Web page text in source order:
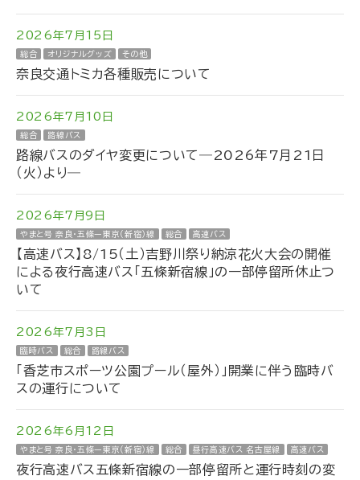
2026年7月15日
総合 オリジナルグッズ その他
奈良交通トミカ各種販売について
2026年7月10日
総合 路線バス
路線バスのダイヤ変更について―2026年7月21日
（火）より―
2026年7月9日
やまと号 奈良・五條ー東京（新宿）線 総合 高速バス
【高速バス】8/15（土）吉野川祭り納涼花火大会の開催
による夜行高速バス「五條新宿線」の一部停留所休止つ
いて
2026年7月3日
臨時バス 総合 路線バス
「香芝市スポーツ公園プール（屋外）」開業に伴う臨時バ
スの運行について
2026年6月12日
やまと号 奈良・五條ー東京（新宿）線 総合 昼行高速バス 名古屋線 高速バス
夜行高速バス五條新宿線の一部停留所と運行時刻の変